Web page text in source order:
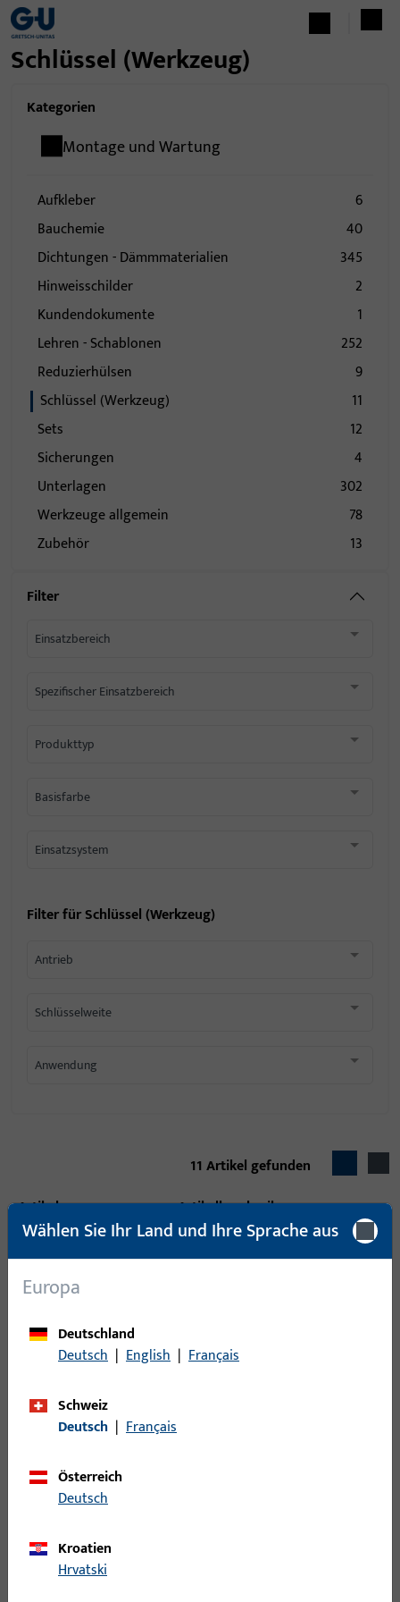
Schlüssel (Werkzeug)
Kategorien
Montage und Wartung
Aufkleber
6
Bauchemie
40
Dichtungen - Dämmmaterialien
345
Hinweisschilder
2
Kundendokumente
1
Lehren - Schablonen
252
Reduzierhülsen
9
Schlüssel (Werkzeug)
11
Sets
12
Sicherungen
4
Unterlagen
302
Werkzeuge allgemein
78
Zubehör
13
Filter
Einsatzbereich
Spezifischer Einsatzbereich
Produkttyp
Basisfarbe
Einsatzsystem
Filter fürSchlüssel (Werkzeug)
Antrieb
Schlüsselweite
Anwendung
11 Artikel gefunden
Artikel
Artikelbeschreibung
Schrauber |
Schrauber
Innensechskantschlüssel
| Imbussschlüssel
04/100 mm
TOPP-Schlüssel |
TOPP-
Wählen Sie Ihr Land und Ihre Sprache aus
Europa
Deutschland
Deutsch | English | Français
Schweiz
Deutsch | Français
Österreich
Deutsch
Kroatien
Hrvatski